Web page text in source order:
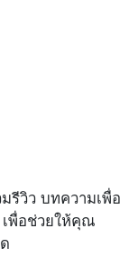
รีวิว บทความเพื่อ
พื่อช่วยให้คุณ